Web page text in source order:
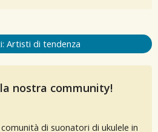
Artisti di tendenza
nostra community!
di suonatori di ukulele in